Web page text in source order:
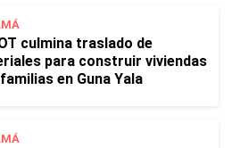
culmina traslado de
para construir viviendas
en Guna Yala